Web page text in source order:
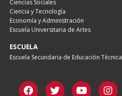
Ciencias Sociales
Ciencia y Tecnología
Economía y Administración
Escuela Universitaria de Artes
ESCUELA
Escuela Secundaria de Educación Técnica